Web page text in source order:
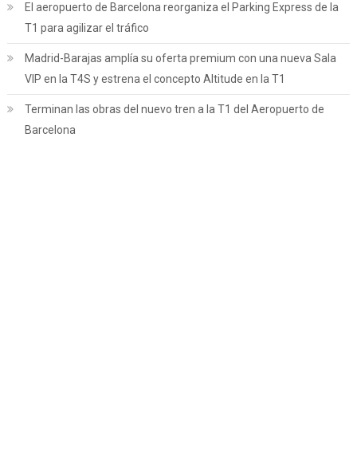
El aeropuerto de Barcelona reorganiza el Parking Express de la
T1 para agilizar el tráfico
Madrid-Barajas amplía su oferta premium con una nueva Sala
VIP en la T4S y estrena el concepto Altitude en la T1
Terminan las obras del nuevo tren a la T1 del Aeropuerto de
Barcelona